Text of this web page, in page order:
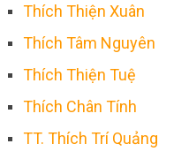
Thích Thiện Xuân
Thích Tâm Nguyên
Thích Thiện Tuệ
Thích Chân Tính
TT. Thích Trí Quảng